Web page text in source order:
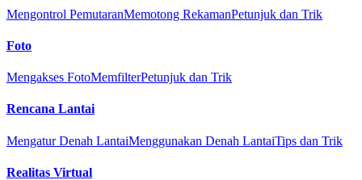
Mengontrol PemutaranMemotong RekamanPetunjuk dan Trik
Foto
Mengakses FotoMemfilterPetunjuk dan Trik
Rencana Lantai
Mengatur Denah LantaiMenggunakan Denah LantaiTips dan Trik
Realitas Virtual